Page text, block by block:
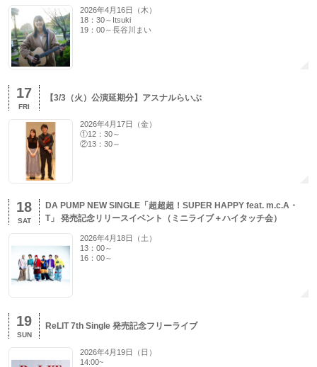
2026年4月16日（木）
18：30～Itsuki
19：00～長谷川まい
17
FRI
【3/3（火）公演延期分】アスナルらいぶ
2026年4月17日（金）
①12：30～
②13：30～
18
SAT
DA PUMP NEW SINGLE「超超超！SUPER HAPPY feat. m.c.A・
T」 発売記念リリースイベント（ミニライブ＋ハイタッチ会）
2026年4月18日（土）
13：00～
16：00～
19
SUN
ReLIT 7th Single 発売記念フリーライブ
2026年4月19日（日）
14:00~